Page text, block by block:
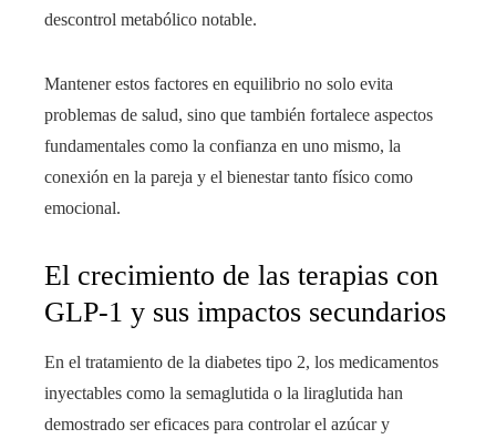
descontrol metabólico notable.
Mantener estos factores en equilibrio no solo evita
problemas de salud, sino que también fortalece aspectos
fundamentales como la confianza en uno mismo, la
conexión en la pareja y el bienestar tanto físico como
emocional.
El crecimiento de las terapias con
GLP-1 y sus impactos secundarios
En el tratamiento de la diabetes tipo 2, los medicamentos
inyectables como la semaglutida o la liraglutida han
demostrado ser eficaces para controlar el azúcar y